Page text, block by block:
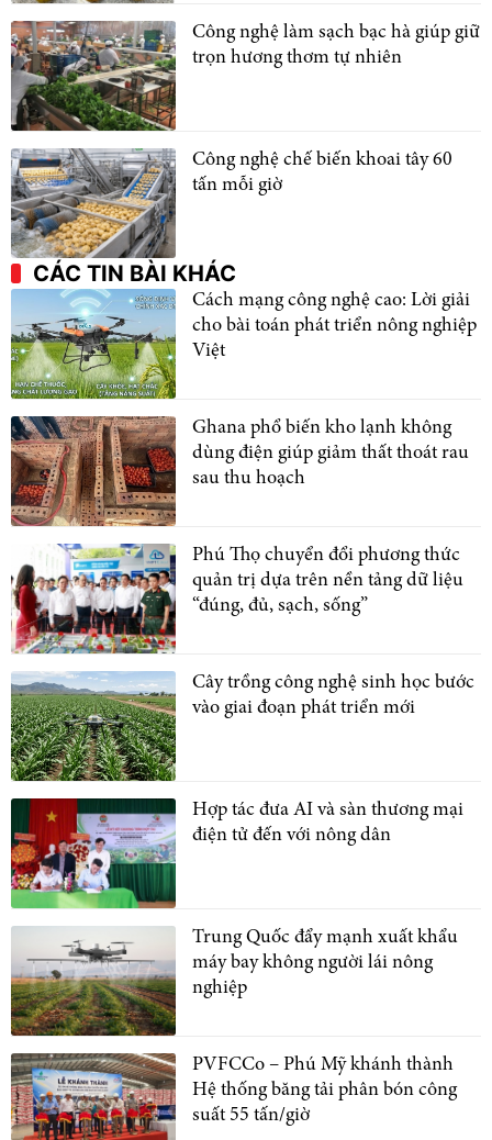
Công nghệ làm sạch bạc hà giúp giữ
trọn hương thơm tự nhiên
Công nghệ chế biến khoai tây 60
tấn mỗi giờ
CÁC TIN BÀI KHÁC
Cách mạng công nghệ cao: Lời giải
cho bài toán phát triển nông nghiệp
Việt
Ghana phổ biến kho lạnh không
dùng điện giúp giảm thất thoát rau
sau thu hoạch
Phú Thọ chuyển đổi phương thức
quản trị dựa trên nền tảng dữ liệu
“đúng, đủ, sạch, sống”
Cây trồng công nghệ sinh học bước
vào giai đoạn phát triển mới
Hợp tác đưa AI và sàn thương mại
điện tử đến với nông dân
Trung Quốc đẩy mạnh xuất khẩu
máy bay không người lái nông
nghiệp
PVFCCo – Phú Mỹ khánh thành
Hệ thống băng tải phân bón công
suất 55 tấn/giờ